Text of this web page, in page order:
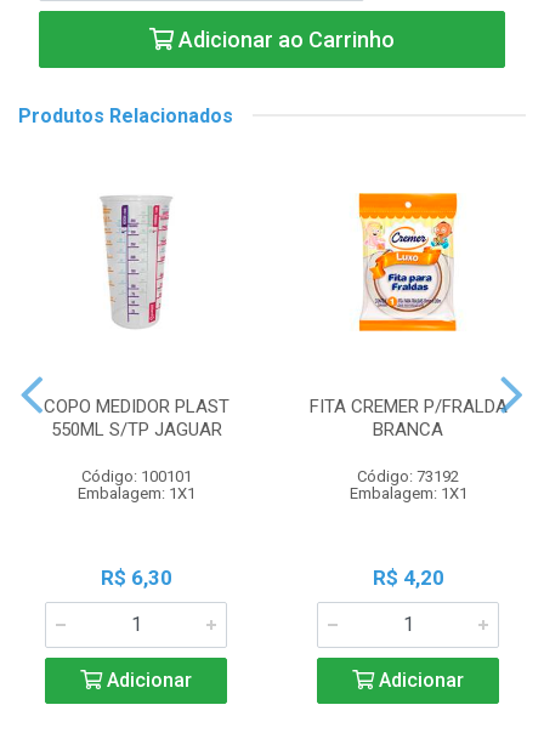
Adicionar ao Carrinho
Produtos Relacionados
COPO MEDIDOR PLAST
550ML S/TP JAGUAR
Código: 100101
Embalagem: 1X1
R$ 6,30
Adicionar
FITA CREMER P/FRALDA
BRANCA
Código: 73192
Embalagem: 1X1
R$ 4,20
Adicionar